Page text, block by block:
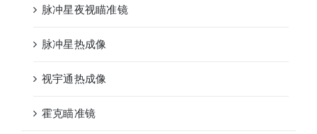
脉冲星夜视瞄准镜
脉冲星热成像
视宇通热成像
霍克瞄准镜